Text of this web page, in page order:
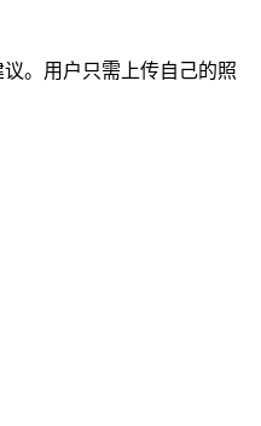
。用户只需上传自己的照